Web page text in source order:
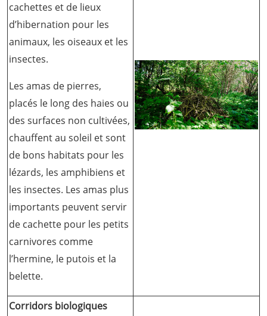
cachettes et de lieux
d’hibernation pour les
animaux, les oiseaux et les
insectes.
Les amas de pierres,
placés le long des haies ou
des surfaces non cultivées,
chauffent au soleil et sont
de bons habitats pour les
lézards, les amphibiens et
les insectes. Les amas plus
importants peuvent servir
de cachette pour les petits
carnivores comme
l’hermine, le putois et la
belette.
Corridors biologiques